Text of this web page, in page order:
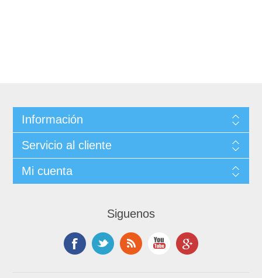
Información
Servicio al cliente
Mi cuenta
Siguenos